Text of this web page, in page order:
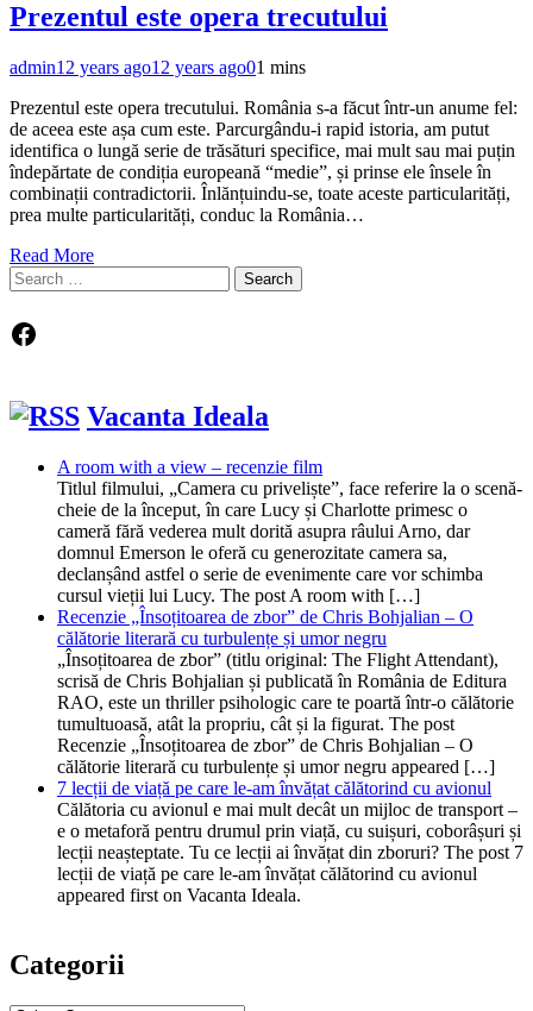
Prezentul este opera trecutului
admin12 years ago12 years ago01 mins
Prezentul este opera trecutului. România s-a făcut într-un anume fel:
de aceea este așa cum este. Parcurgându-i rapid istoria, am putut
identifica o lungă serie de trăsături specifice, mai mult sau mai puțin
îndepărtate de condiția europeană “medie”, și prinse ele însele în
combinații contradictorii. Înlănțuindu-se, toate aceste particularități,
prea multe particularități, conduc la România…
Read More
Search
for:
Facebook
Vacanta Ideala
A room with a view – recenzie film
Titlul filmului, „Camera cu priveliște”, face referire la o scenă-
cheie de la început, în care Lucy și Charlotte primesc o
cameră fără vederea mult dorită asupra râului Arno, dar
domnul Emerson le oferă cu generozitate camera sa,
declanșând astfel o serie de evenimente care vor schimba
cursul vieții lui Lucy. The post A room with […]
Recenzie „Însoțitoarea de zbor” de Chris Bohjalian – O
călătorie literară cu turbulențe și umor negru
„Însoțitoarea de zbor” (titlu original: The Flight Attendant),
scrisă de Chris Bohjalian și publicată în România de Editura
RAO, este un thriller psihologic care te poartă într-o călătorie
tumultuoasă, atât la propriu, cât și la figurat. The post
Recenzie „Însoțitoarea de zbor” de Chris Bohjalian – O
călătorie literară cu turbulențe și umor negru appeared […]
7 lecții de viață pe care le-am învățat călătorind cu avionul
Călătoria cu avionul e mai mult decât un mijloc de transport –
e o metaforă pentru drumul prin viață, cu suișuri, coborâșuri și
lecții neașteptate. Tu ce lecții ai învățat din zboruri? The post 7
lecții de viață pe care le-am învățat călătorind cu avionul
appeared first on Vacanta Ideala.
Categorii